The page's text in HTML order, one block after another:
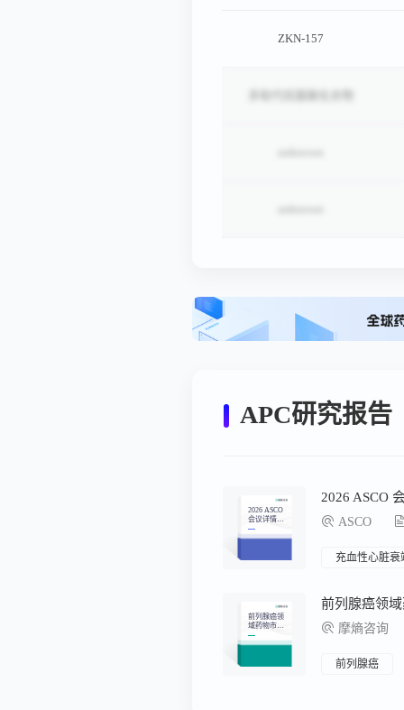
ZKN-157
APC研究报告
2026 ASCO
会议详情汇
总
2026 ASCO
ASCO
充血性心脏衰
前列腺癌领
域药物市场
及靶点分析
告
前列腺癌领
摩熵咨询
前列腺癌